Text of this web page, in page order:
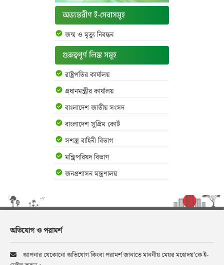
অভ্যন্তরীণ ই-সেবাসমূহ
জন্ম ও মৃত্যু নিবন্ধন
গুরুত্বপূর্ণ লিঙ্ক সমূহ
রাষ্ট্রপতির কার্যালয়
প্রধানমন্ত্রীর কার্যালয়
বাংলাদেশ জাতীয় সংসদ
বাংলাদেশ সুপ্রিম কোর্ট
সশস্ত্র বাহিনী বিভাগ
মন্ত্রিপরিষদ বিভাগ
জনপ্রশাসন মন্ত্রণালয়
অভিযোগ ও পরামর্শ
আপনার যেকোনো অভিযোগ কিংবা পরামর্শ জানাতে মাননীয় মেয়র মহোদয়’কে ই-